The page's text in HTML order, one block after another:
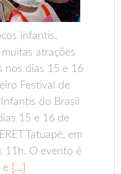
infantis,
atrações
nos dias 15 e 16
Festival de
do Brasil
15 e 16 de
Tatuapé, em
11h. O evento é
e […]